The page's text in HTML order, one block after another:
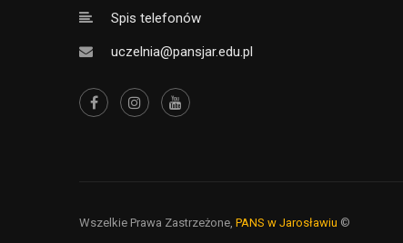
Spis telefonów
uczelnia@pansjar.edu.pl
Wszelkie Prawa Zastrzeżone, PANS w Jarosławiu ©